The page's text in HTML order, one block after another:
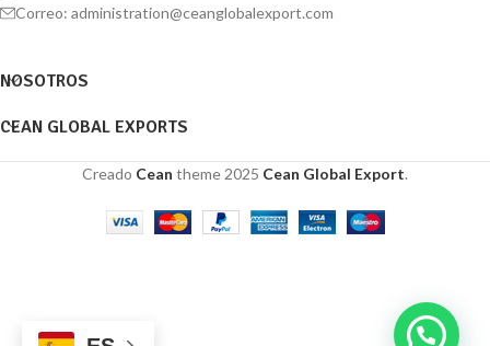
certificación orgánica y una
Correo: administration@ceanglobalexport.com
NOSOTROS
CEAN GLOBAL EXPORTS
Creado Cean theme 2025 Cean Global Export.